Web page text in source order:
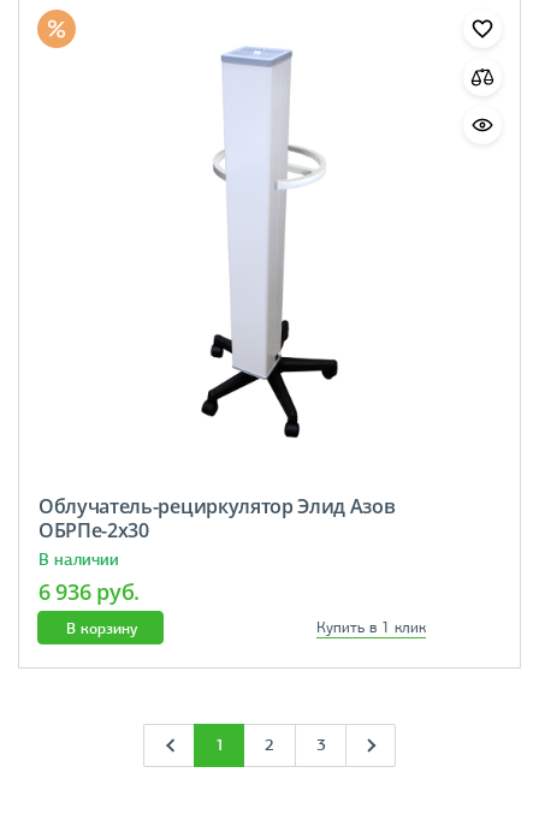
Облучатель-рециркулятор Элид Азов
ОБРПе-2х30
В наличии
6 936 руб.
В корзину Купить в 1 клик
1 2 3